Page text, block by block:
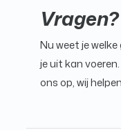
Vragen?
Nu weet je
je uit kan
ons op, wij